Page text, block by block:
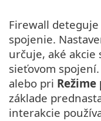
Firewall
spojenie.
určuje, aké akcie
sieťovom
alebo pri
základe
interakcie